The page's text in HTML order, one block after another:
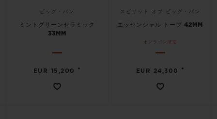
ビッグ・バン
ミントグリーンセラミック
33MM
EUR 15,200 •
スピリット オブ ビッグ・バン
エッセンシャル トープ 42MM
オンライン限定
EUR 24,300 •